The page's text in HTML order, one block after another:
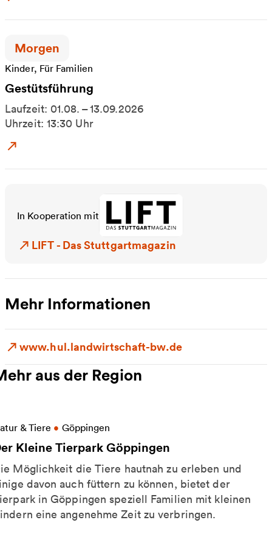
Zeitpunkt der Veranstaltung:
Morgen
Kinder, Für Familien
Gestütsführung
Laufzeit: 01.08. – 13.09.2026
Uhrzeit: 13:30 Uhr
Zum Event: Gestütsführung
In Kooperation mit
LIFT - Das Stuttgartmagazin
LIFT - Das Stuttgartmagazin
Mehr Informationen
www.hul.landwirtschaft-bw.de
aus der Region
& Tiere • Göppingen
Kleine Tierpark Göppingen
Möglichkeit die Tiere hautnah zu erleben und
davon auch füttern zu können, bietet der
in Göppingen speziell Familien mit kleinen
eine angenehme Zeit zu verbringen.
Informationen zu Der Kleine Tierpark